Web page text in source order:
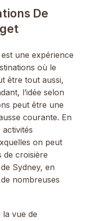
De
une expérience
où le
être tout aussi,
l’idée selon
peut être une
courante. En
on peut
de croisière
Sydney, en
nombreuses
vue de